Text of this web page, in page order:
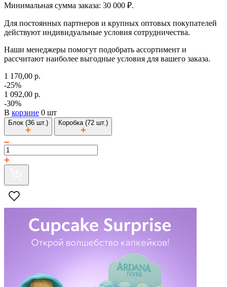
Минимальная сумма заказа: 30 000 ₽.
Для постоянных партнеров и крупных оптовых покупателей
действуют индивидуальные условия сотрудничества.
Наши менеджеры помогут подобрать ассортимент и
рассчитают наиболее выгодные условия для вашего заказа.
1 170,00 р.
-25%
1 092,00 р.
-30%
В корзине 0 шт
Блок (36 шт.) Коробка (72 шт.)